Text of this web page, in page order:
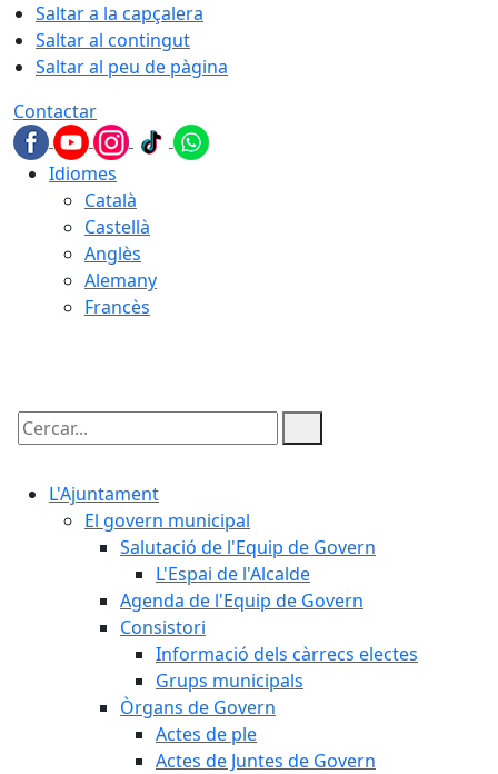
Saltar a la capçalera
Saltar al contingut
Saltar al peu de pàgina
Contactar
Idiomes
Català
Castellà
Anglès
Alemany
Francès
Cercar:
L'Ajuntament
El govern municipal
Salutació de l'Equip de Govern
L'Espai de l'Alcalde
Agenda de l'Equip de Govern
Consistori
Informació dels càrrecs electes
Grups municipals
Òrgans de Govern
Actes de ple
Actes de Juntes de Govern